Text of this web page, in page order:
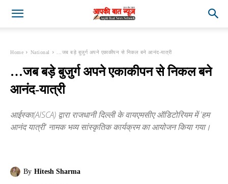
Home National ...जब बड़े बुजुर्ग अपने एकाकीपन से निकल बने आनंद-यात्री
…जब बड़े बुजुर्ग अपने एकाकीपन से निकल बने
आनंद-यात्री
आईस्का(AISCA) द्वारा राजधानी दिल्ली के वायएमसीए ऑडिटोरियम में 'हम
आनंद यात्री' नामक भव्य सांस्कृतिक कार्यक्रम का आयोजन किया गया।
By Hitesh Sharma